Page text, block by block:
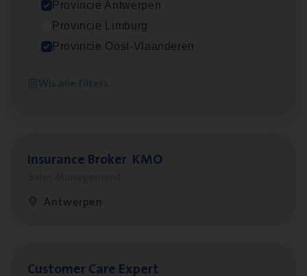
Provincie Antwerpen
Provincie Limburg
Provincie Oost-Vlaanderen
Wis alle filters
Insu­ran­ce Bro­ker Trans­port&
Antwerpen
Insu­ran­ce Bro­ker KMO
Antwerpen
Cus­to­mer Care Expert